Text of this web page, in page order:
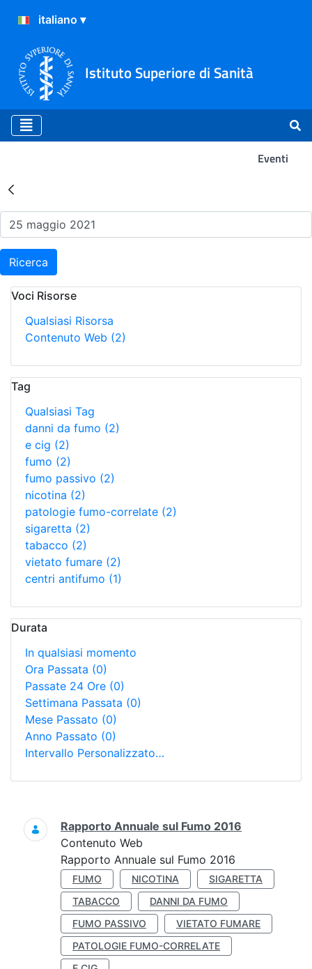
Istituto Superiore di Sanità
Eventi
Risultati della Ricerca -
Ricerca
Voci Risorse
Qualsiasi Risorsa
Contenuto Web (2)
Tag
Qualsiasi Tag
danni da fumo (2)
e cig (2)
fumo (2)
fumo passivo (2)
nicotina (2)
patologie fumo-correlate (2)
sigaretta (2)
tabacco (2)
vietato fumare (2)
centri antifumo (1)
Durata
In qualsiasi momento
Ora Passata (0)
Passate 24 Ore (0)
Settimana Passata (0)
Mese Passato (0)
Anno Passato (0)
Intervallo Personalizzato…
Ricerca
Rapporto Annuale sul Fumo 2016
Contenuto Web
Rapporto Annuale sul Fumo 2016
FUMO NICOTINA
SIGARETTA
TABACCO
DANNI DA FUMO
FUMO PASSIVO
VIETATO FUMARE
PATOLOGIE FUMO-CORRELATE